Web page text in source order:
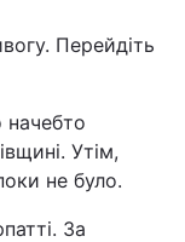
Перейдіть
Утім,
не було.
За